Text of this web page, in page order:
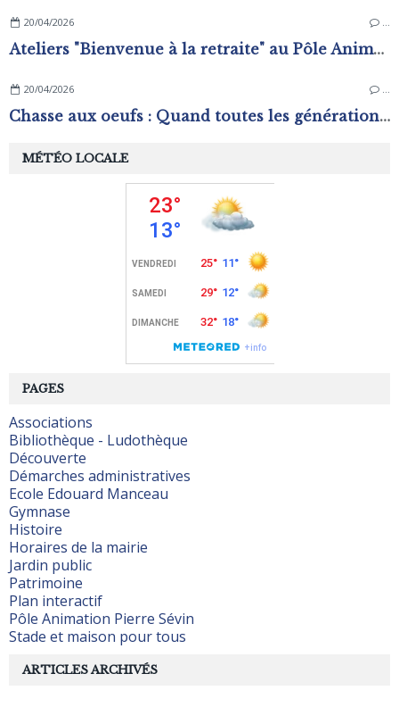
20/04/2026 …
Ateliers "Bienvenue à la retraite" au Pôle Animation Pierre Sévin
20/04/2026 …
Chasse aux oeufs : Quand toutes les générations s'amusent !
PAGES
Associations
Bibliothèque - Ludothèque
Découverte
Démarches administratives
Ecole Edouard Manceau
Gymnase
Histoire
Horaires de la mairie
Jardin public
Patrimoine
Plan interactif
Pôle Animation Pierre Sévin
Stade et maison pour tous
MÉTÉO LOCALE
ARTICLES ARCHIVÉS